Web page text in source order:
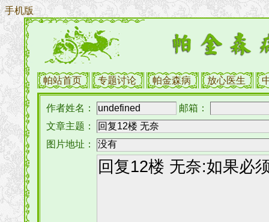
手机版
帕站首页 专题讨论 帕金森病 放心医生
作者姓名：
邮箱：
文章主题：
图片地址：